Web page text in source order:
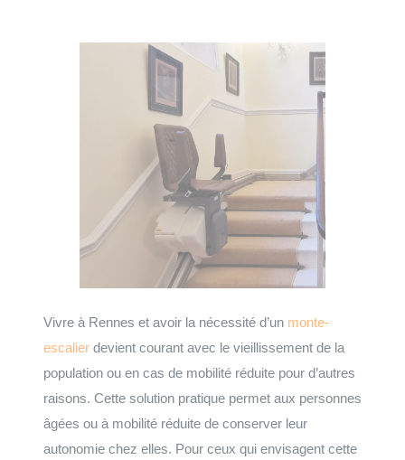
Vivre à Rennes et avoir la nécessité d’un monte-
escalier devient courant avec le vieillissement de la
population ou en cas de mobilité réduite pour d’autres
raisons. Cette solution pratique permet aux personnes
âgées ou à mobilité réduite de conserver leur
autonomie chez elles. Pour ceux qui envisagent cette